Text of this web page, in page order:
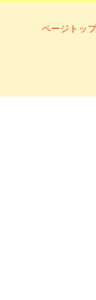
ページトッ